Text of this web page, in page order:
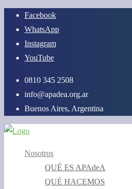
Saltar
contenido
Facebook
WhatsApp
Instagram
YouTube
0810 345 2508
info@apadea.org.ar
Buenos Aires, Argentina
Nosotros
QUÉ ES APAdeA
QUÉ HACEMOS